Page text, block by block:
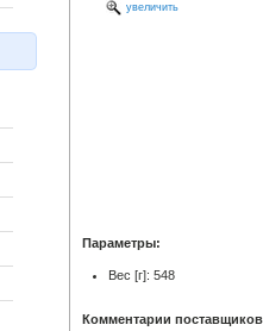
увеличить
Параметры:
Вес [г]: 548
Комментарии